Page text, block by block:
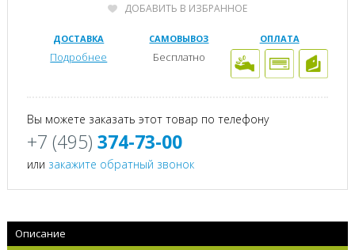
ДОБАВИТЬ В ИЗБРАННОЕ
ДОСТАВКА
Подробнее
САМОВЫВОЗ
Бесплатно
ОПЛАТА
Вы можете заказать этот товар по телефону
+7 (495) 374-73-00
или закажите обратный звонок
Описание